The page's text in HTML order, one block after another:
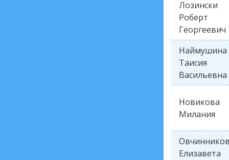
Лозински
Роберт
Георгеевич
Наймушина
Таисия
Васильевна
Новикова
Милания
Елизавета